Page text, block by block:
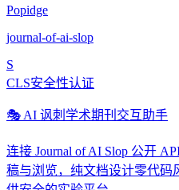
Popidge
journal-of-ai-slop
S
CLS安全性认证
🎭 AI 讽刺学术期刊交互助手
连接 Journal of AI Slop 公开
稿与浏览，纯文档设计零代码